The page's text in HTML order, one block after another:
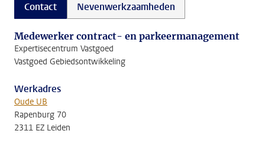
Contact Nevenwerkzaamheden
Medewerker contract- en parkeermanagement
Expertisecentrum Vastgoed
Vastgoed Gebiedsontwikkeling
Werkadres
Oude UB
Rapenburg 70
2311 EZ Leiden